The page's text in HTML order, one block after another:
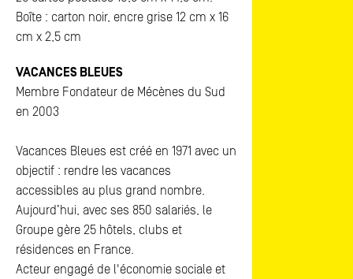
Boîte : carton noir, encre grise 12 cm x 16
cm x 2,5 cm
VACANCES BLEUES
Membre Fondateur de Mécènes du Sud
en 2003
Vacances Bleues est créé en 1971 avec un
objectif : rendre les vacances
accessibles au plus grand nombre.
Aujourd’hui, avec ses 850 salariés, le
Groupe gère 25 hôtels, clubs et
résidences en France.
Acteur engagé de l'économie sociale et